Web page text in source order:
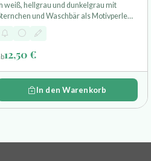
weiß, hellgrau und dunkelgrau mit
und Waschbär als Motivperle
und einem Motivclip
12,50 €
In den Warenkorb